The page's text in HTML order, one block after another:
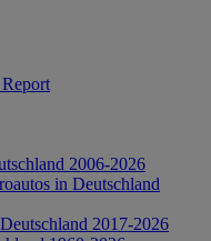
2006-2026
in Deutschland
2017-2026